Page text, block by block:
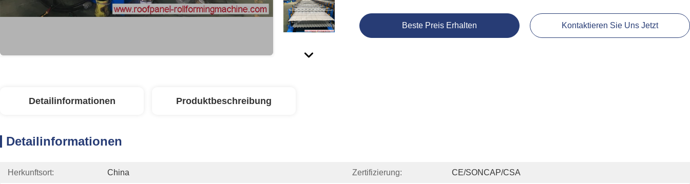
Beste Preis Erhalten Kontaktieren Sie Uns Jetzt
Detailinformationen Produktbeschreibung
Detailinformationen
Herkunftsort: China Zertifizierung: CE/SONCAP/CSA